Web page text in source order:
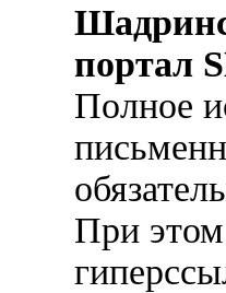
портал
Полное
При этом